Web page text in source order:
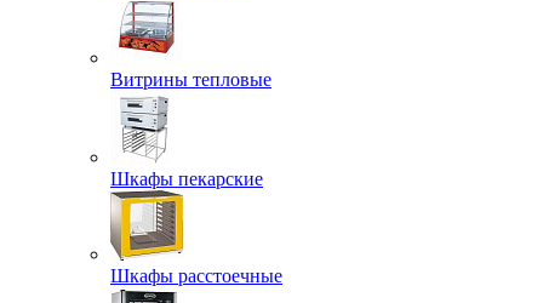
Витрины тепловые
Шкафы пекарские
Шкафы расстоечные